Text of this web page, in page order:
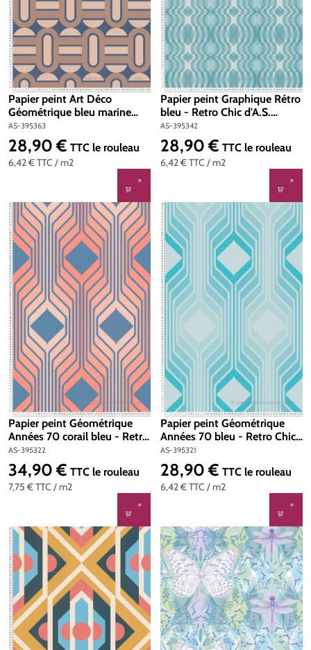
Papier peint Art Déco
Géométrique bleu marine
beige - Retro Chic d'A.S.
Création | Réf. AS-395363
AS-395363
6,42 €TTC / m2
Prix régulier :
28,90 € TTC le rouleau
Papier peint Graphique Rétro
bleu - Retro Chic d'A.S.
Création | Réf. AS-395342
AS-395342
6,42 €TTC / m2
Prix régulier :
28,90 € TTC le rouleau
Papier peint Géométrique
Années 70 corail bleu - Retro
Chic d'A.S. Création | Réf. AS-
395322
AS-395322
7,75 €TTC / m2
Prix régulier :
34,90 € TTC le rouleau
Papier peint Géométrique
Années 70 bleu - Retro Chic
d'A.S. Création | Réf. AS-
395321
AS-395321
6,42 €TTC / m2
Prix régulier :
28,90 € TTC le rouleau